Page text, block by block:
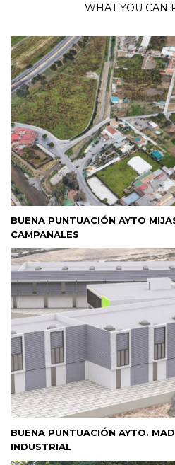
WHAT YOU CAN
BUENA PUNTUACIÓN AYTO
CAMPANALES
BUENA PUNTUACIÓN AYTO.
INDUSTRIAL